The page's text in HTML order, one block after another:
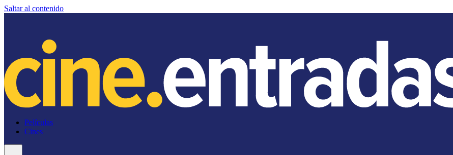
Saltar al contenido
Películas
Cines